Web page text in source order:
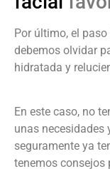
Por último, el
debemos olvidar
hidratada y
En este caso, no
unas necesidades
seguramente ya
tenemos consejos